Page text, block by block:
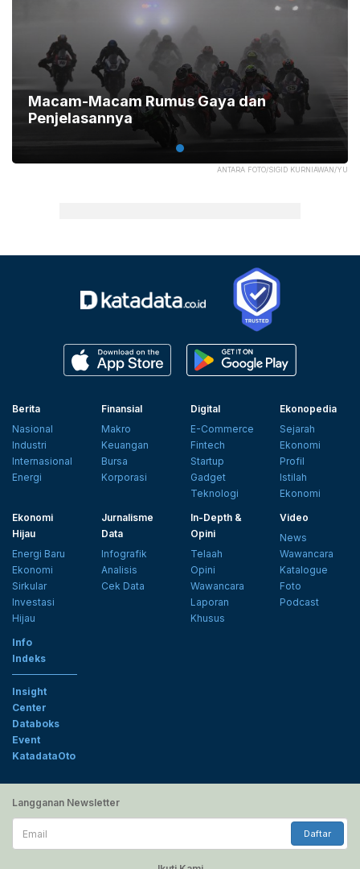
ANTARA FOTO/SIGID KURNIAWAN/YU
Macam-Macam Rumus Gaya dan
Penjelasannya
Berita
Nasional
Industri
Internasional
Energi
Finansial
Makro
Keuangan
Bursa
Korporasi
Digital
E-Commerce
Fintech
Startup
Gadget
Teknologi
Ekonopedia
Sejarah
Ekonomi
Profil
Istilah
Ekonomi
Ekonomi
Hijau
Energi Baru
Ekonomi
Sirkular
Investasi
Hijau
Jurnalisme
Data
Infografik
Analisis
Cek Data
In-Depth &
Opini
Telaah
Opini
Wawancara
Laporan
Khusus
Video
News
Wawancara
Katalogue
Foto
Podcast
Info
Indeks
Insight
Center
Databoks
Event
KatadataOto
Langganan Newsletter
Email
Daftar